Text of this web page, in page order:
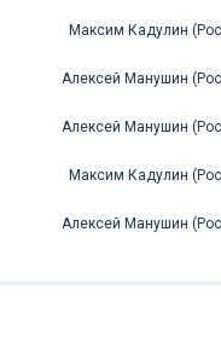
Максим Кадулин
Алексей Манушин
Алексей Манушин
Максим Кадулин
Алексей Манушин